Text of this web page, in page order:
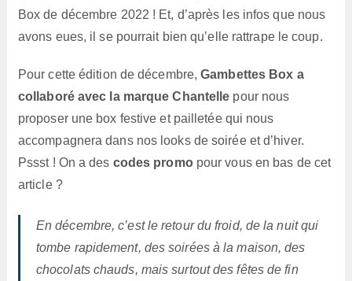
Box de décembre 2022 ! Et, d’après les infos que nous
avons eues, il se pourrait bien qu’elle rattrape le coup.
Pour cette édition de décembre,Gambettes Box a
collaboré avec la marque Chantelle pour nous
proposer une box festive et pailletée qui nous
accompagnera dans nos looks de soirée et d’hiver.
Pssst ! On a des codes promopour vous en bas de cet
article ?
En décembre, c’est le retour du froid, de la nuit qui
tombe rapidement, des soirées à la maison, des
chocolats chauds, mais surtout des fêtes de fin